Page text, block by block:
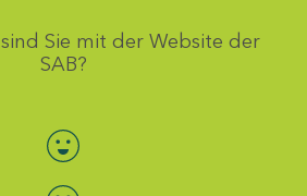
Sie mit der Website der
SAB?
Bewertung auswählen